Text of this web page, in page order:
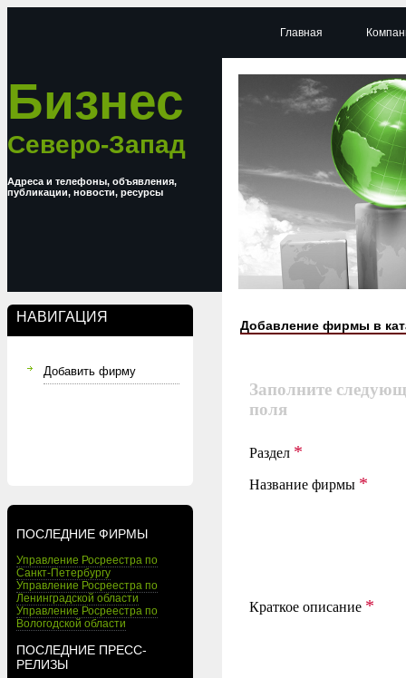
Бизнес
Северо-Запад
Адреса и телефоны, объявления,
публикации, новости, ресурсы
НАВИГАЦИЯ
Добавить фирму
ПОСЛЕДНИЕ ФИРМЫ
Управление Росреестра по
Санкт-Петербургу
Управление Росреестра по
Ленинградской области
Управление Росреестра по
Вологодской области
ПОСЛЕДНИЕ ПРЕСС-
РЕЛИЗЫ
Главная
Добавление фирмы в
Заполните
поля
Раздел *
Название фирмы *
Краткое описание *